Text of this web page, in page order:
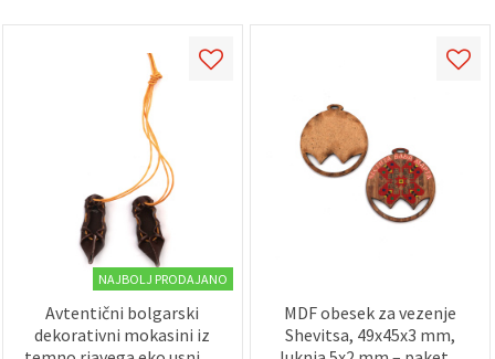
NAJBOLJ PRODAJANO
Avtentični bolgarski
dekorativni mokasini iz
MDF obesek za vezenje
Shevitsa, 49x45x3 mm,